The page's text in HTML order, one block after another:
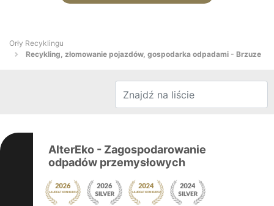
Orły Recyklingu
Recykling, złomowanie pojazdów, gospodarka odpadami - Brzuze
AlterEko - Zagospodarowanie
odpadów przemysłowych